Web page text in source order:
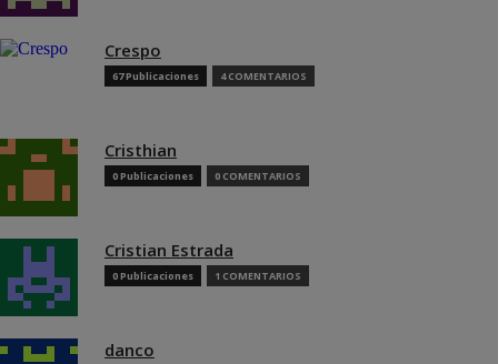
Crespo
67 Publicaciones 4 COMENTARIOS
Cristhian
0 Publicaciones 0 COMENTARIOS
Cristian Estrada
0 Publicaciones 1 COMENTARIOS
danco